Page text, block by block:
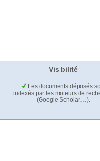
Visibilité
Les documents déposés
indexés par les moteurs de
(Google Scholar,…).